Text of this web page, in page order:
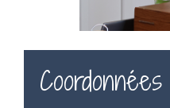
Coordonnées